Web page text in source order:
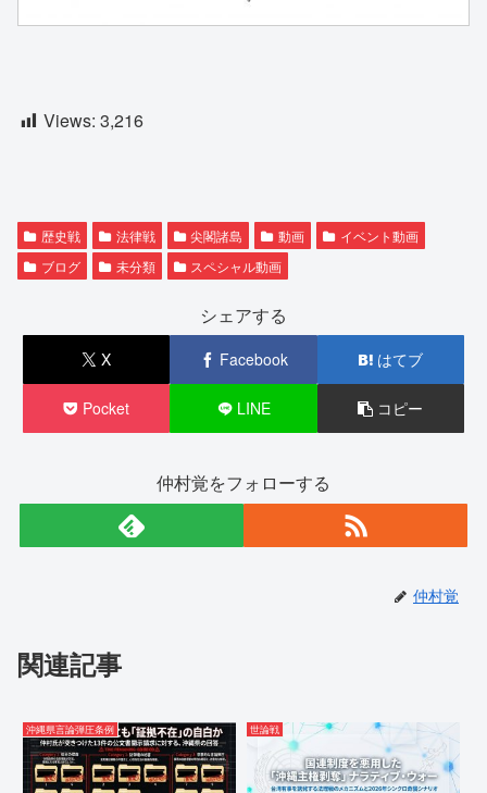
Views: 3,216
歴史戦 法律戦 尖閣諸島 動画
イベント動画
ブログ
未分類 スペシャル動画
シェアする
X Facebook はてブ
Pocket LINE コピー
仲村覚をフォローする
仲村覚
関連記事
沖縄県言論弾圧条例 世論戦